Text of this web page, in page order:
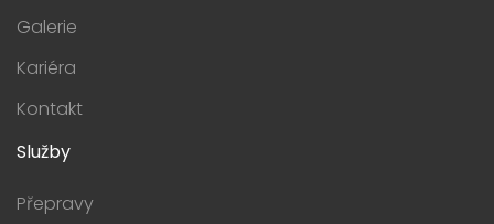
Galerie
Kariéra
Kontakt
Služby
Přepravy